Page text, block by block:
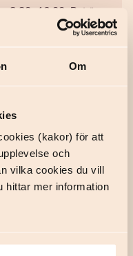
Om
(kakor) för att
och
vilka cookies du vill
hittar mer information
8.30–16.00. Det är
. Specifika
sidor för en säker
till oss via Mina